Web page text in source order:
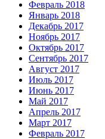
Февраль 2018
Январь 2018
Декабрь 2017
Ноябрь 2017
Октябрь 2017
Сентябрь 2017
Август 2017
Июль 2017
Июнь 2017
Май 2017
Апрель 2017
Март 2017
Февраль 2017